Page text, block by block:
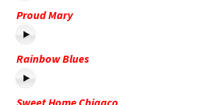
Proud Mary
Rainbow Blues
Sweet Home Chigaco